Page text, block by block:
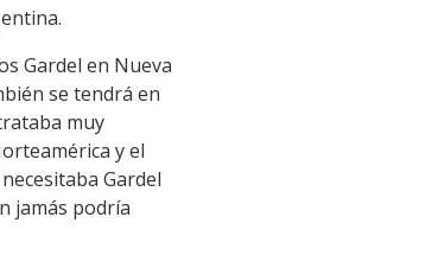
Gardel en Nueva
se tendrá en
muy
y el
Gardel
jamás podría